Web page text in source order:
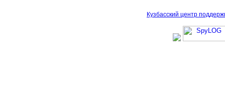
Кузбасский центр